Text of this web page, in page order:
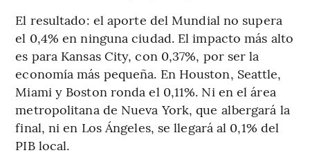
El resultado: el aporte del Mundial no supera
el 0,4% en ninguna ciudad. El impacto más alto
es para Kansas City, con 0,37%, por ser la
economía más pequeña. En Houston, Seattle,
Miami y Boston ronda el 0,11%. Ni en el área
metropolitana de Nueva York, que albergará la
final, ni en Los Ángeles, se llegará al 0,1% del
PIB local.